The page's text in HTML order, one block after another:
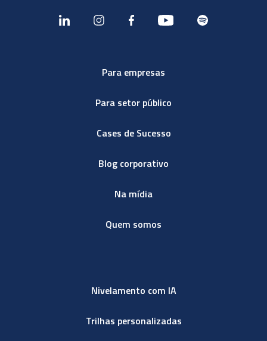
Para empresas
Para setor público
Cases de Sucesso
Blog corporativo
Na mídia
Quem somos
Nivelamento com IA
Trilhas personalizadas